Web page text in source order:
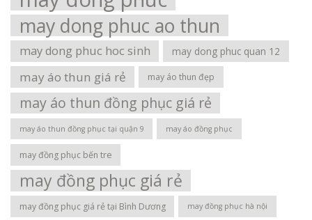
may dong phuc ao thun
may dong phuc hoc sinh may dong phuc quan 12
may áo thun giá rẻ may áo thun đẹp
may áo thun đồng phục giá rẻ
may áo thun đồng phục tại quận 9 may áo đồng phục
may đồng phục bến tre
may đồng phục giá rẻ
may đồng phục giá rẻ tại Bình Dương may đồng phục hà nội